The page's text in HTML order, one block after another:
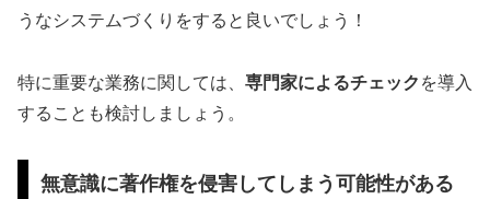
うなシステムづくりをすると良いでしょう！
特に重要な業務に関しては、 専門家によるチェック を導入
することも検討しましょう。
無意識に著作権を侵害してしまう可能性がある